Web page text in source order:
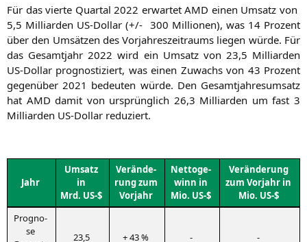
Für das vier­te Quar­tal 2022 erwar­tetAMD einen Umsatz von
5,5 Mil­li­ar­den US-Dol­lar (+/- 300 Mil­lio­nen), was 14 Pro­zent
über den Umsät­zen des Vor­jah­res­zeit­raums lie­gen wür­de. Für
das Gesamt­jahr 2022 wird ein Umsatz von 23,5 Mil­li­ar­den
US-Dol­lar pro­gnos­ti­ziert, was einen Zuwachs von 43 Pro­zent
gegen­über 2021 bedeu­ten wür­de. Den Gesamt­jah­res­um­satz
hat AMD damit von ursprüng­lich 26,3 Mil­li­ar­den um fast 3
Mil­li­ar­den US-Dol­lar reduziert.
Jahr
Umsatz
in
Mrd. US-$
Ver­än­de­
rung zum
Vorjahr
Net­to­ge­
winn in
Mio. US-$
Ver­än­de­rung
zum Vor­jahr in
Mio. US-$
Pro­gno­
se
23,5 + 43 % - -